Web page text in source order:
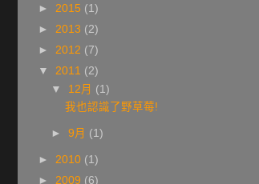
► 2015 (1)
► 2013 (2)
► 2012 (7)
▼ 2011 (2)
▼ 12月 (1)
我也認識了野草莓!
►9月 (1)
► 2010 (1)
► 2009 (6)